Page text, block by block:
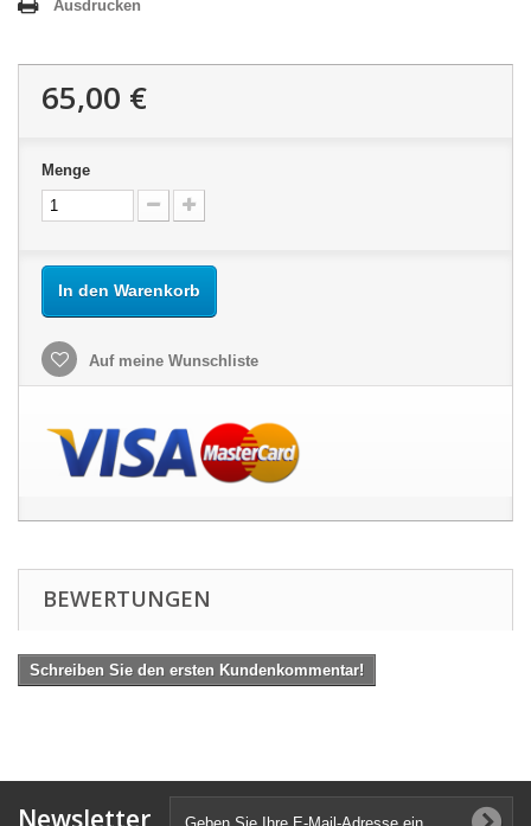
Ausdrucken
65,00 €
Menge
In den Warenkorb
Auf meine Wunschliste
BEWERTUNGEN
Schreiben Sie den ersten Kundenkommentar!
Newsletter